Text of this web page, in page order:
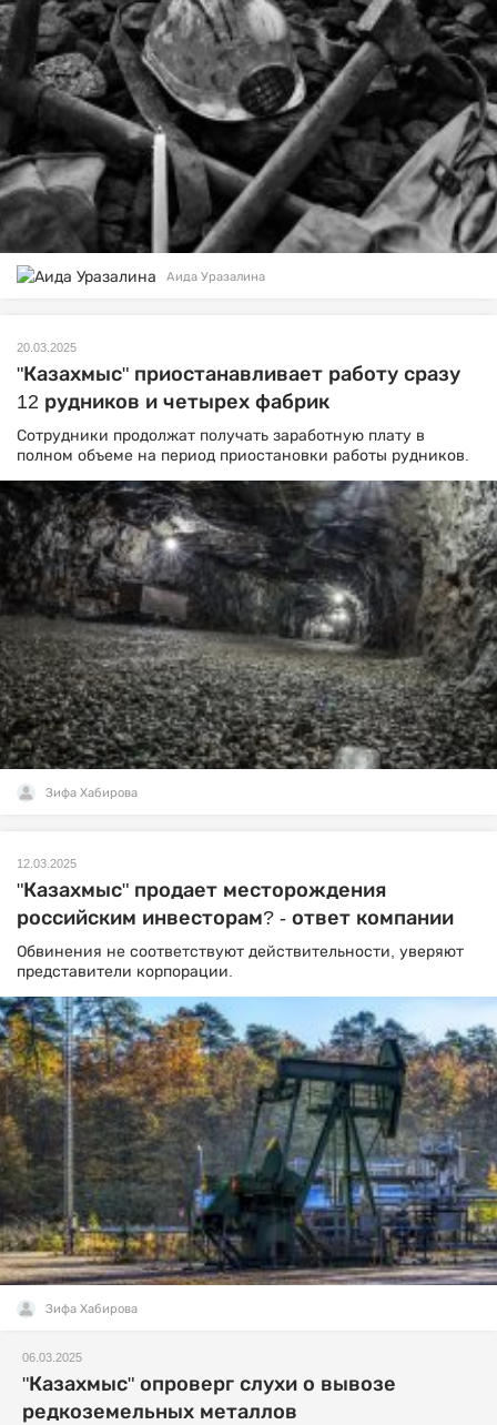
Аида Уразалина
20.03.2025
"Казахмыс" приостанавливает работу сразу
12 рудников и четырех фабрик
Сотрудники продолжат получать заработную плату в
полном объеме на период приостановки работы рудников.
Зифа Хабирова
12.03.2025
"Казахмыс" продает месторождения
российским инвесторам? - ответ компании
Обвинения не соответствуют действительности, уверяют
представители корпорации.
Зифа Хабирова
06.03.2025
"Казахмыс" опроверг слухи о вывозе
редкоземельных металлов